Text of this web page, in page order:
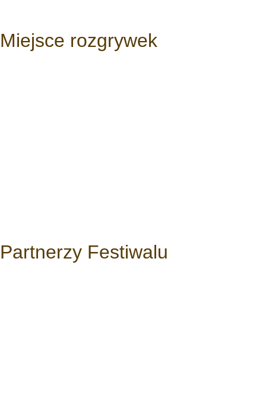
Miejsce rozgrywek
Partnerzy Festiwalu